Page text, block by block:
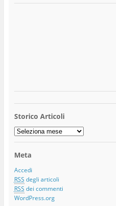
Storico Articoli
Storico
Articoli
Meta
Accedi
RSS degli articoli
RSS dei commenti
WordPress.org